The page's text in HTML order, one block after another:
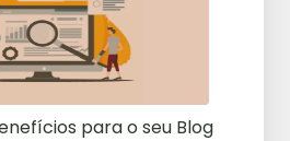
para o seu Blog